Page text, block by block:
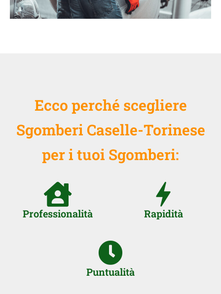
Ecco perché scegliere
Sgomberi Caselle-Torinese
per i tuoi Sgomberi:
Professionalità Rapidità
Puntualità